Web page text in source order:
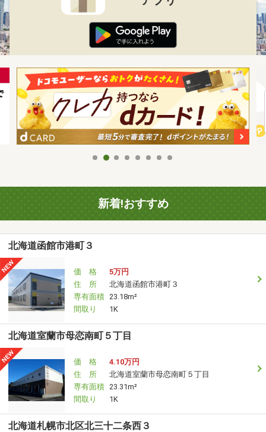
新着!おすすめ
北海道函館市港町３
価 格
5万円
住 所
北海道函館市港町３
専有面積 23.18m²
間取り
1K
北海道室蘭市母恋南町５丁目
価 格
4.10万円
住 所
北海道室蘭市母恋南町５丁目
専有面積 23.31m²
間取り
1K
北海道札幌市北区北三十二条西３